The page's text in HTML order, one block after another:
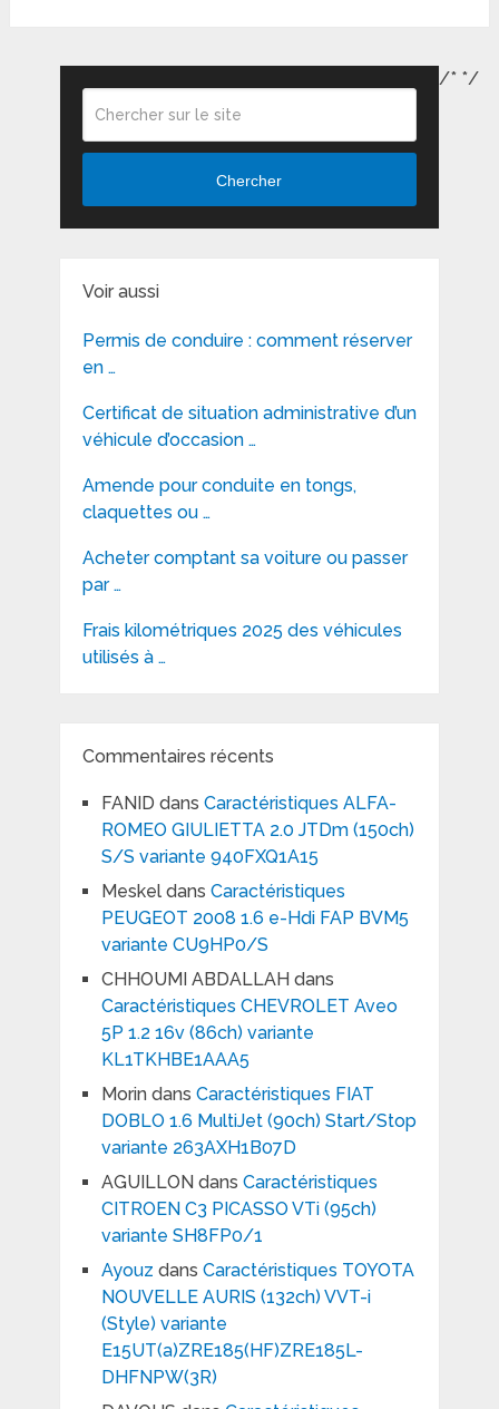
Chercher
Voir aussi
Permis de conduire : comment réserver
en …
Certificat de situation administrative d’un
véhicule d’occasion …
Amende pour conduite en tongs,
claquettes ou …
Acheter comptant sa voiture ou passer
par …
Frais kilométriques 2025 des véhicules
utilisés à …
Commentaires récents
FANID dans Caractéristiques ALFA-
ROMEO GIULIETTA 2.0 JTDm (150ch)
S/S variante 940FXQ1A15
Meskeldans Caractéristiques
PEUGEOT 2008 1.6 e-Hdi FAP BVM5
variante CU9HP0/S
CHHOUMI ABDALLAH dans
Caractéristiques CHEVROLET Aveo
5P 1.2 16v (86ch) variante
KL1TKHBE1AAA5
Morindans Caractéristiques FIAT
DOBLO 1.6 MultiJet (90ch) Start/Stop
variante 263AXH1B07D
AGUILLON dans Caractéristiques
CITROEN C3 PICASSO VTi (95ch)
variante SH8FP0/1
Ayouz dans Caractéristiques TOYOTA
NOUVELLE AURIS (132ch) VVT-i
(Style) variante
E15UT(a)ZRE185(HF)ZRE185L-
DHFNPW(3R)
/* */